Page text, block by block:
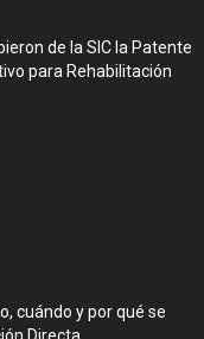
de la SIC la Patente
para Rehabilitación
cuándo y por qué se